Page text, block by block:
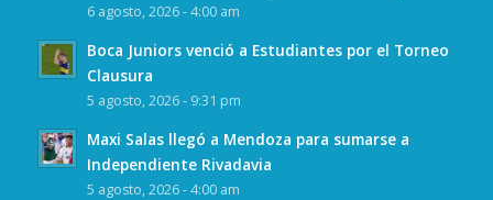
6 agosto, 2026 - 4:00 am
Boca Juniors venció a Estudiantes por el Torneo
Clausura
5 agosto, 2026 - 9:31 pm
Maxi Salas llegó a Mendoza para sumarse a
Independiente Rivadavia
5 agosto, 2026 - 4:00 am